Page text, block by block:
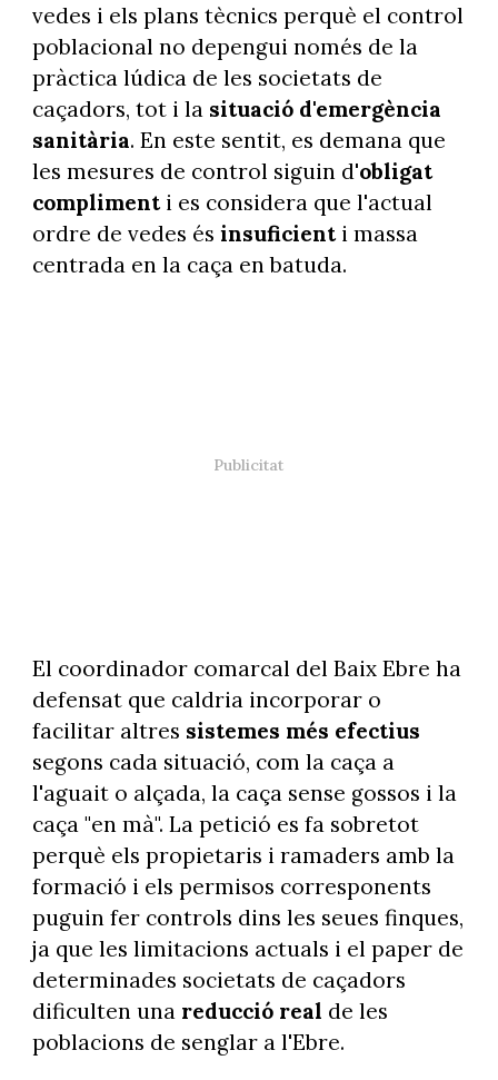
vedes i els plans tècnics perquè el control
poblacional no depengui només de la
pràctica lúdica de les societats de
caçadors, tot i la situació d'emergència
sanitària. En este sentit, es demana que
les mesures de control siguin d'obligat
complimenti es considera que l'actual
ordre de vedes és insuficient i massa
centrada en la caça en batuda.
El coordinador comarcal del Baix Ebre ha
defensat que caldria incorporar o
facilitar altres sistemes més efectius
segons cada situació, com la caça a
l'aguait o alçada, la caça sense gossos i la
caça "en mà". La petició es fa sobretot
perquè els propietaris i ramaders amb la
formació i els permisos corresponents
puguin fer controls dins les seues finques,
ja que les limitacions actuals i el paper de
determinades societats de caçadors
dificulten unareducció real de les
poblacions de senglar a l'Ebre.